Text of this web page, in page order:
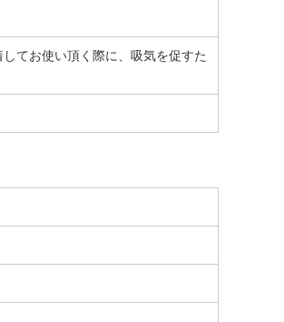
てお使い頂く際に、吸気を促すた